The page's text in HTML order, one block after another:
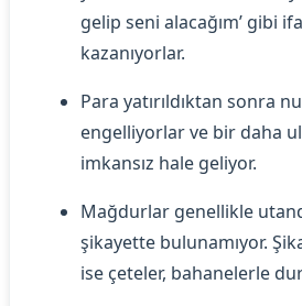
gelip seni alacağım’ gibi
kazanıyorlar.
Para yatırıldıktan sonra
engelliyorlar ve bir daha
imkansız hale geliyor.
Mağdurlar genellikle
şikayette bulunamıyor.
ise çeteler, bahanelerle